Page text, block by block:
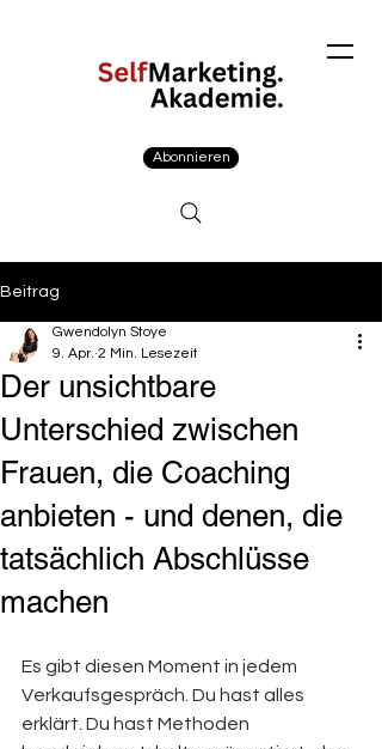
Abonnieren
Beitrag
Der unsichtbare
Unterschied zwischen
Frauen, die Coaching
anbieten - und denen, die
tatsächlich Abschlüsse
machen
Gwendolyn Stoye
9. Apr. 2 Min. Lesezeit
Es gibt diesen Moment in jedem
Verkaufsgespräch. Du hast alles
erklärt. Du hast Methoden